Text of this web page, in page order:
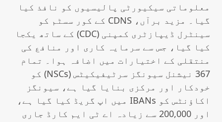
معلوماتی سیکیورٹی پالیسیوں کو نافذ کیا
گیا۔ مزید برآں، CDNS کے کور سسٹم کو
سینٹرل ڈیپازٹری کمپنی (CDC) کے ساتھ یکجا
کیا گیا، جس سے سرمایہ کاری اور منافع کی
منتقلی کے اختیارات میں اضافہ ہوا۔ تمام
367 نیشنل سیونگز سرٹیفیکیٹس (NSCs) کو
خودکار اور مرکزی بنایا گیا ہے، سیونگز
اکاؤنٹس کو IBANs میں اپ گریڈ کیا گیا ہے،
اور 200,000 سے زیادہ اے ٹی ایم کارڈ جاری